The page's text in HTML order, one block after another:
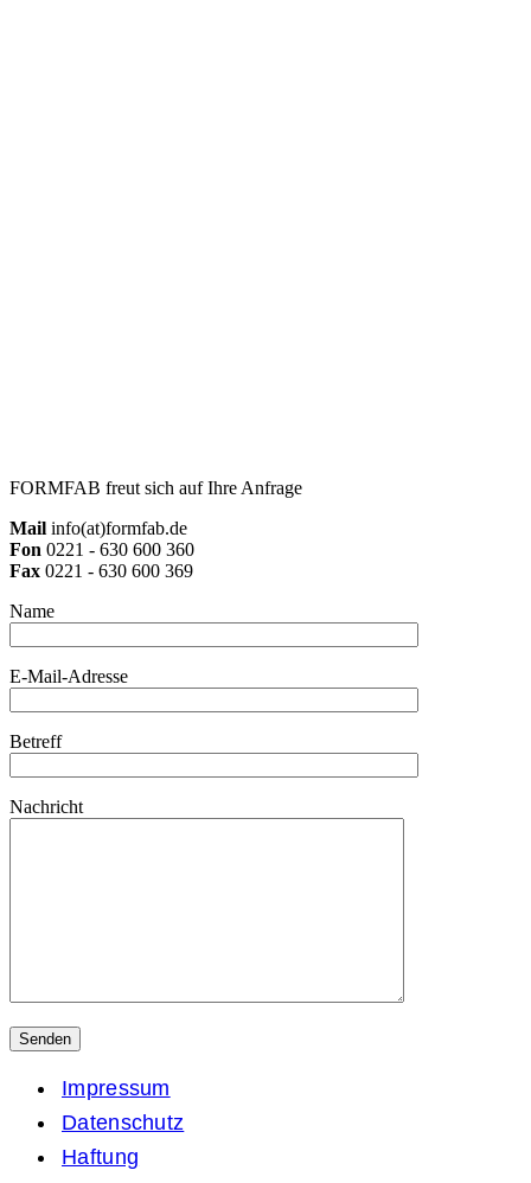
FORMFAB freut sich auf Ihre Anfrage
Mail info(at)formfab.de
Fon 0221 - 630 600 360
Fax 0221 - 630 600 369
Name
E-Mail-Adresse
Betreff
Nachricht
Impressum
Datenschutz
Haftung